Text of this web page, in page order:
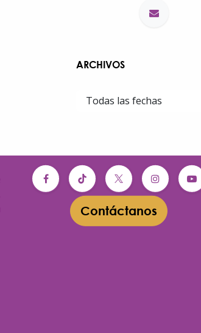
ARCHIVOS
Contáctanos​​